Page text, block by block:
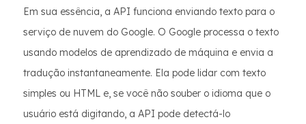
Em sua essência, a API funciona enviando texto para o
serviço de nuvem do Google. O Google processa o texto
usando modelos de aprendizado de máquina e envia a
tradução instantaneamente. Ela pode lidar com texto
simples ou HTML e, se você não souber o idioma que o
usuário está digitando, a API pode detectá-lo